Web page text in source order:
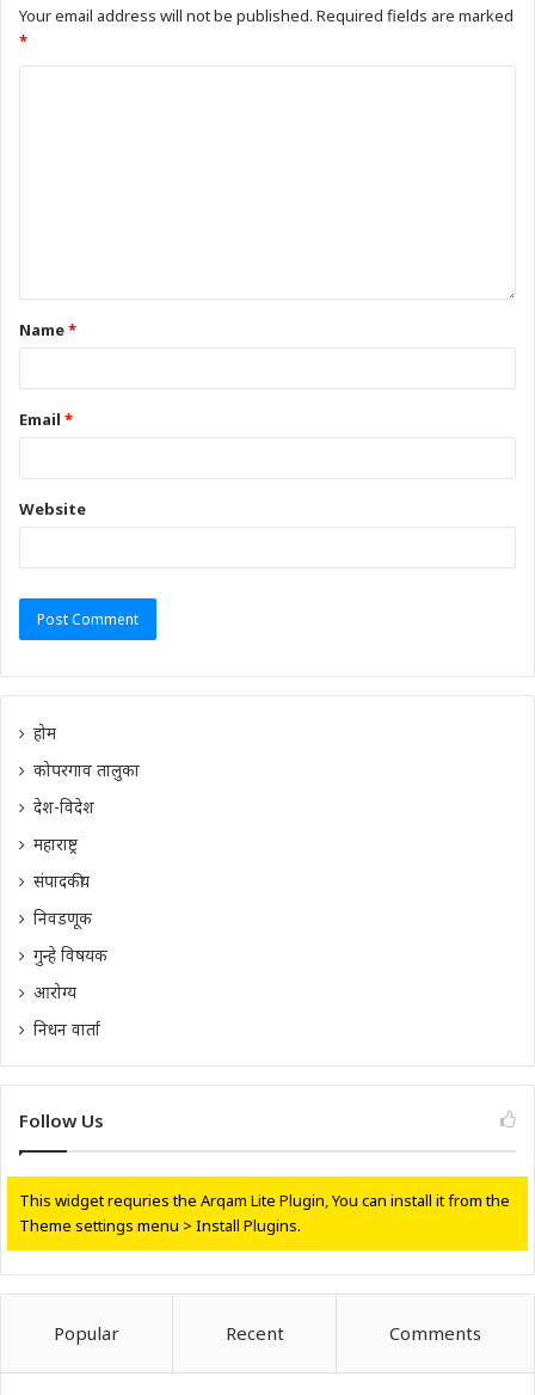
Your email address will not be published. Required fields are marked
*
Name*
Email *
Website
होम
कोपरगाव तालुका
देश-विदेश
महाराष्ट्र
संपादकीय
निवडणूक
गुन्हे विषयक
आरोग्य
निधन वार्ता
Follow Us
This widget requries the Arqam Lite Plugin, You can install it from the
Theme settings menu > Install Plugins.
Popular Recent Comments